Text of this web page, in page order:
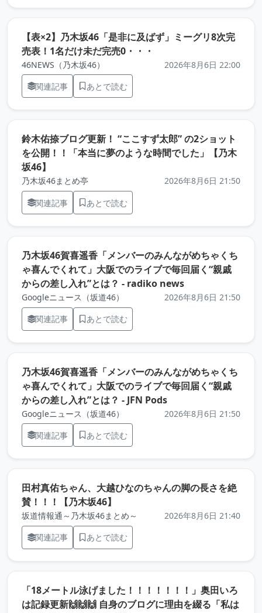
【表×2】乃木坂46「是非に及ばず」ミーグリ8次完
売表！1名だけ未だ完売0・・・
46NEWS（乃木坂46）
2026年8月6日 22:00
関連記事
あとで読む
鈴木佑捺ブログ更新！ “ここすず太郎” の2ショット
を公開！！「本当に夢のような時間でした」【乃木
坂46】
乃木坂46まとめ亭
2026年8月6日 21:50
関連記事
あとで読む
乃木坂46賀喜遥香「メンバーのみんながめちゃくち
ゃ喜んでくれて」大阪でのライブで毎回届く“親戚
からの差し入れ”とは？ - radiko news（元記事を新し
Googleニュース（坂道46）
2026年8月6日 21:50
関連記事
あとで読む
乃木坂46賀喜遥香「メンバーのみんながめちゃくち
ゃ喜んでくれて」大阪でのライブで毎回届く“親戚
からの差し入れ”とは？ - JFN Pods（元記事を新しいタ
Googleニュース（坂道46）
2026年8月6日 21:50
関連記事
あとで読む
田村真佑ちゃん、大越ひなのちゃんの脚の長さを絶
賛！！！【乃木坂46】
坂道情報通～乃木坂46まとめ～
2026年8月6日 21:40
関連記事
あとで読む
「18メートル泳げました！！！！！！！」奥田いろ
は記録更新🙌🙌🙌 自身のブログに理由を綴る「私は